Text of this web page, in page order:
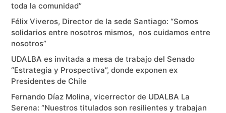
toda la comunidad”
Félix Viveros, Director de la sede Santiago: “Somos
solidarios entre nosotros mismos, nos cuidamos entre
nosotros”
UDALBA es invitada a mesa de trabajo del Senado
“Estrategia y Prospectiva”, donde exponen ex
Presidentes de Chile
Fernando Díaz Molina, vicerrector de UDALBA La
Serena: “Nuestros titulados son resilientes y trabajan